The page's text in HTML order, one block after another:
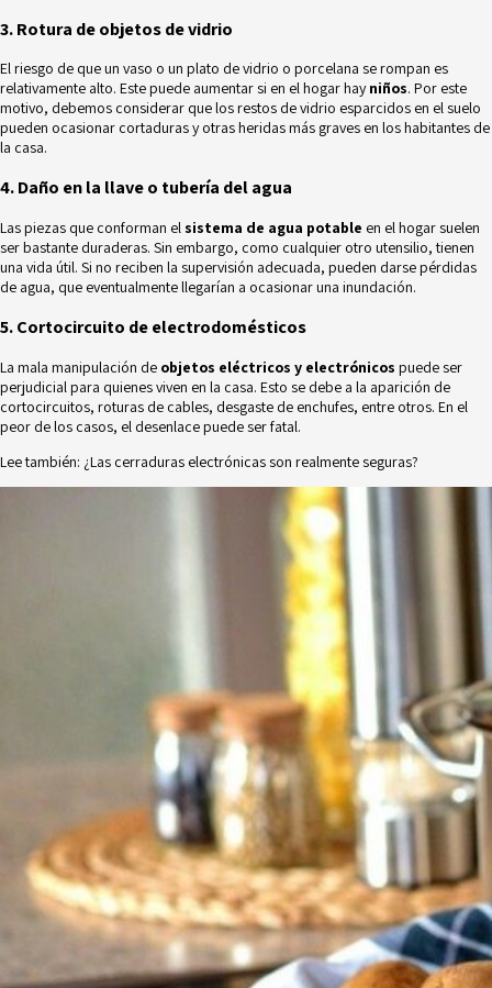
3. Rotura de objetos de vidrio
El riesgo de que un vaso o un plato de vidrio o porcelana se rompan es
relativamente alto. Este puede aumentar si en el hogar hayniños. Por este
motivo, debemos considerar que los restos de vidrio esparcidos en el suelo
pueden ocasionar cortaduras y otras heridas más graves en los habitantes de
la casa.
4. Daño en la llave o tubería del agua
Las piezas que conforman el sistema de agua potable en el hogar suelen
ser bastante duraderas. Sin embargo, como cualquier otro utensilio, tienen
una vida útil. Si no reciben la supervisión adecuada, pueden darse pérdidas
de agua, que eventualmente llegarían a ocasionar una inundación.
5. Cortocircuito de electrodomésticos
La mala manipulación de objetos eléctricos y electrónicos puede ser
perjudicial para quienes viven en la casa. Esto se debe a la aparición de
cortocircuitos, roturas de cables, desgaste de enchufes, entre otros. En el
peor de los casos, el desenlace puede ser fatal.
Lee también: ¿Las cerraduras electrónicas son realmente seguras?